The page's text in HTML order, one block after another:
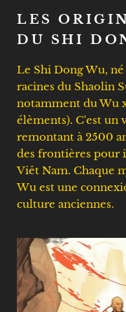
LES
DU SHI
Le Shi Dong Wu,
racines du Shaolin
notamment du Wu
élèments). C'est un
remontant à 2500
des frontières pour
Viêt Nam. Chaque
Wu est une
culture anciennes.